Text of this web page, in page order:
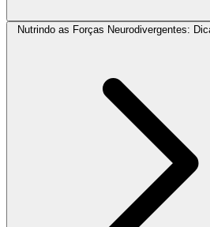
Nutrindo as Forças Neurodivergentes: